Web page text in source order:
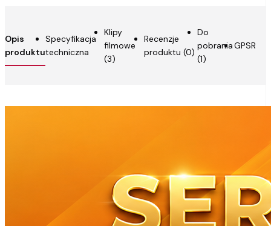
Opis
produktu
Do
pobrania
(1)
Specyfikacja
techniczna
GPSR
Klipy
filmowe
(3)
Recenzje
produktu (0)